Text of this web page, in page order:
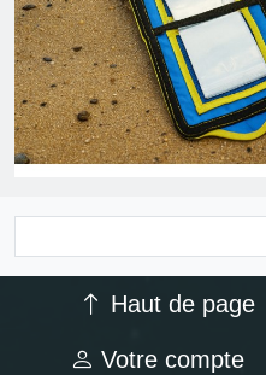
Haut de page
Votre compte